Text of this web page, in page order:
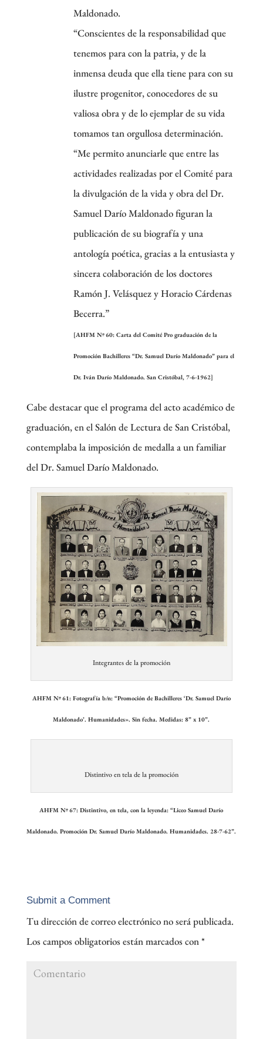
Maldonado.
“Conscientes de la responsabilidad que
tenemos para con la patria, y de la
inmensa deuda que ella tiene para con su
ilustre progenitor, conocedores de su
valiosa obra y de lo ejemplar de su vida
tomamos tan orgullosa determinación.
“Me permito anunciarle que entre las
actividades realizadas por el Comité para
la divulgación de la vida y obra del Dr.
Samuel Darío Maldonado figuran la
publicación de su biografía y una
antología poética, gracias a la entusiasta y
sincera colaboración de los doctores
Ramón J. Velásquez y Horacio Cárdenas
Becerra.”
[AHFM Nº 60: Carta del Comité Pro graduación de la
Promoción Bachilleres “Dr. Samuel Darío Maldonado” para el
Dr. Iván Darío Maldonado. San Cristóbal, 7-6-1962]
Cabe destacar que el programa del acto académico de
graduación, en el Salón de Lectura de San Cristóbal,
contemplaba la imposición de medalla a un familiar
del Dr. Samuel Darío Maldonado.
Integrantes de la promoción
AHFM Nº 61: Fotografía b/n: “Promoción de Bachilleres ‘Dr. Samuel Darío
Maldonado’. Humanidades». Sin fecha. Medidas: 8” x 10”.
Distintivo en tela de la promoción
AHFM Nº 67: Distintivo, en tela, con la leyenda: “Liceo Samuel Darío
Maldonado. Promoción Dr. Samuel Darío Maldonado. Humanidades. 28-7-62”.
Submit a Comment
Tu dirección de correo electrónico no será publicada.
Los campos obligatorios están marcados con*